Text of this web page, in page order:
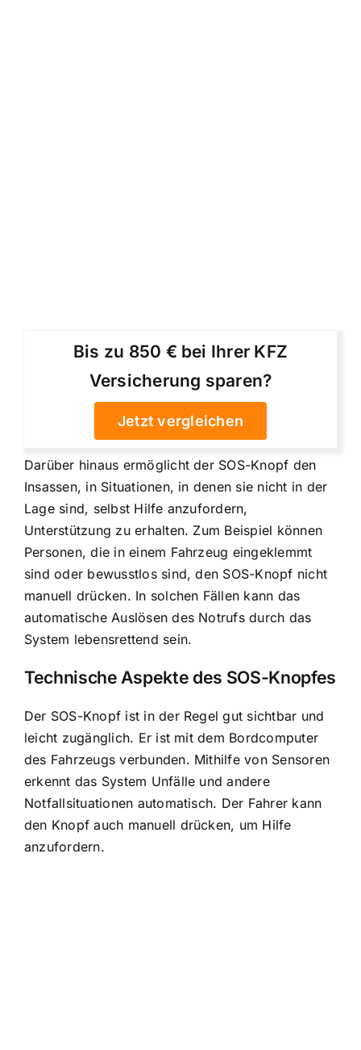
Bis zu 850 € bei Ihrer KFZ
Versicherung sparen?
Jetzt vergleichen
Darüber hinaus ermöglicht der SOS-Knopf den
Insassen, in Situationen, in denen sie nicht in der
Lage sind, selbst Hilfe anzufordern,
Unterstützung zu erhalten. Zum Beispiel können
Personen, die in einem Fahrzeug eingeklemmt
sind oder bewusstlos sind, den SOS-Knopf nicht
manuell drücken. In solchen Fällen kann das
automatische Auslösen des Notrufs durch das
System lebensrettend sein.
Technische Aspekte des SOS-Knopfes
Der SOS-Knopf ist in der Regel gut sichtbar und
leicht zugänglich. Er ist mit dem Bordcomputer
des Fahrzeugs verbunden. Mithilfe von Sensoren
erkennt das System Unfälle und andere
Notfallsituationen automatisch. Der Fahrer kann
den Knopf auch manuell drücken, um Hilfe
anzufordern.